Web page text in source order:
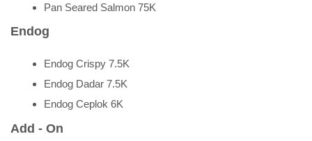
Pan Seared Salmon 75K
Endog
Endog Crispy 7.5K
Endog Dadar 7.5K
Endog Ceplok 6K
Add - On